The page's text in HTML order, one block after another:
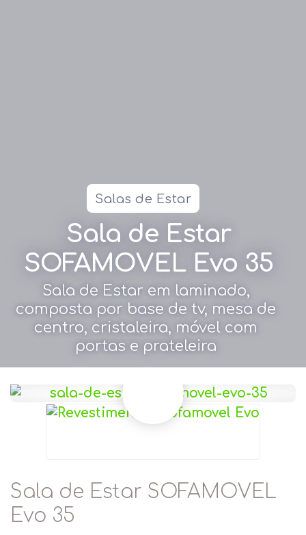
Salas de Estar
Sala de Estar
SOFAMOVEL Evo 35
Sala de Estar em laminado,
composta por base de tv, mesa de
centro, cristaleira, móvel com
portas e prateleira
Sala de Estar SOFAMOVEL
Evo 35